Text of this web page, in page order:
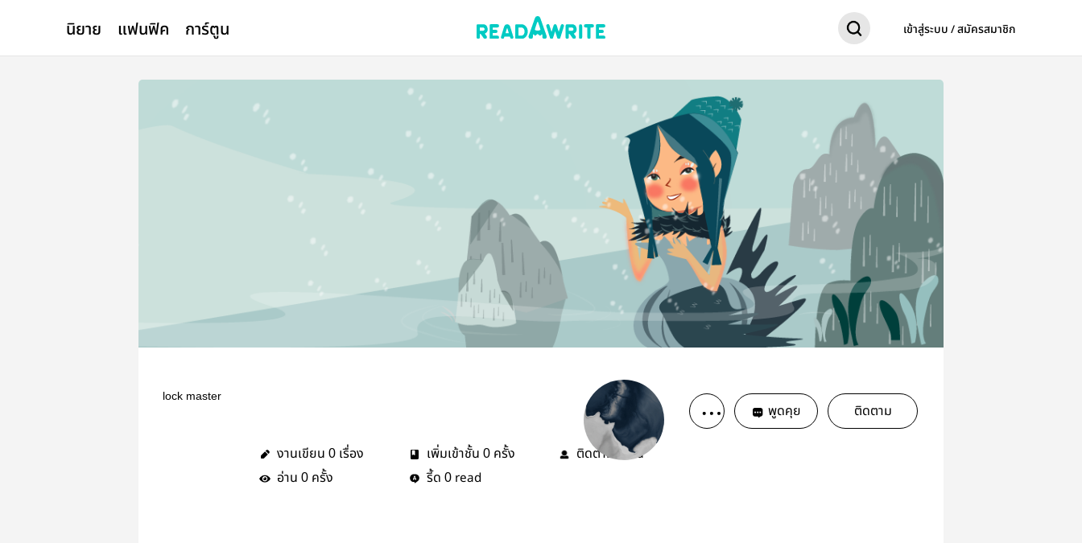
นิยาย แฟนฟิค การ์ตูน เข้าสู่ระบบ / สมัครสมาชิก
lock master
พูดคุย ติดตาม
งานเขียน 0 เรื่อง เพิ่มเข้าชั้น 0 ครั้ง ติดตาม คน
อ่าน 0 ครั้ง รี้ด 0 read